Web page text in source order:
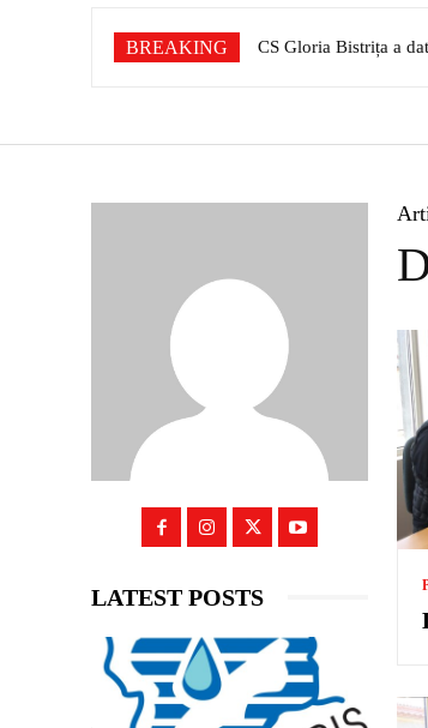
BREAKING CS Gloria Bistrița a
LATEST POSTS